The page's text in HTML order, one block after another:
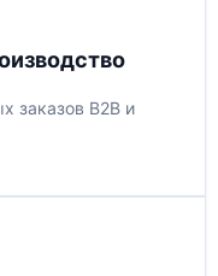
заказов B2B и